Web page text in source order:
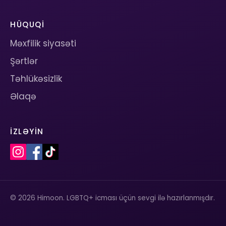
HÜQUQI
Məxfilik siyasəti
Şərtlər
Təhlükəsizlik
Əlaqə
İZLƏYIN
© 2026 Himoon. LGBTQ+ icması üçün sevgi ilə hazırlanmışdır.